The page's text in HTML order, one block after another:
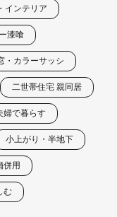
インテリア
漆喰
・カラーサッシ
二世帯住宅 親同居
婦で暮らす
小上がり・半地下
併用
む